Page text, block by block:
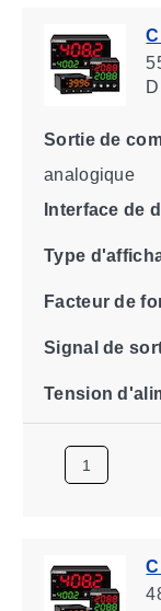
Sortie de
analogique
Interface de
Type
Facteur de
Signal de
Tension